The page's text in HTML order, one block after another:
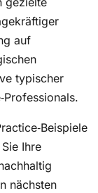
auf
typischer
Ihre
nächsten